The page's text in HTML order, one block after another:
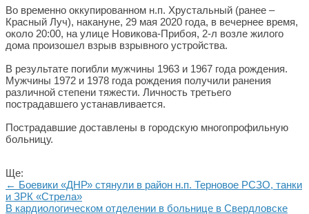
Во временно оккупированном н.п. Хрустальный (ранее –
Красный Луч), накануне, 29 мая 2020 года, в вечернее время,
около 20:00, на улице Новикова-Прибоя, 2-л возле жилого
дома произошел взрыв взрывного устройства.
В результате погибли мужчины 1963 и 1967 года рождения.
Мужчины 1972 и 1978 года рождения получили ранения
различной степени тяжести. Личность третьего
пострадавшего устанавливается.
Пострадавшие доставлены в городскую многопрофильную
больницу.
Ще:
← Боевики «ДНР» стянули в район н.п. Терновое РСЗО, танки
и ЗРК «Стрела»
В кардиологическом отделении в больнице в Свердловске